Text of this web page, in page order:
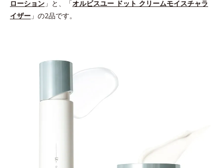
ローション 」と、「オルビスユー ドット クリームモイスチャラ
イザー 」の2品です。